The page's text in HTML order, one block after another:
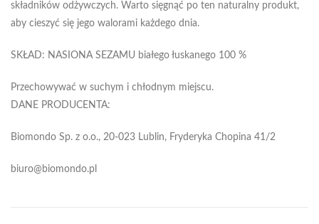
składników odżywczych. Warto sięgnąć po ten naturalny produkt,
aby cieszyć się jego walorami każdego dnia.
SKŁAD: NASIONA SEZAMU białego łuskanego 100 %
Przechowywać w suchym i chłodnym miejscu.
DANE PRODUCENTA:
Biomondo Sp. z o.o., 20-023 Lublin, Fryderyka Chopina 41/2
biuro@biomondo.pl